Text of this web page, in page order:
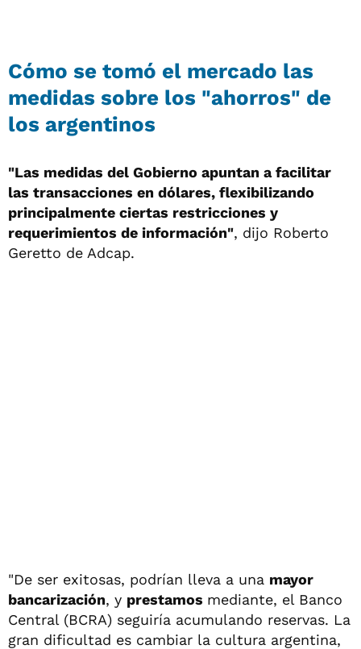
Cómo se tomó el mercado las
medidas sobre los "ahorros" de
los argentinos
"Las medidas del Gobierno apuntan a facilitar
las transacciones en dólares, flexibilizando
principalmente ciertas restricciones y
requerimientos de información", dijo Roberto
Geretto de Adcap.
"De ser exitosas, podrían lleva a una mayor
bancarización, y prestamos mediante, el Banco
Central (BCRA) seguiría acumulando reservas. La
gran dificultad es cambiar la cultura argentina,